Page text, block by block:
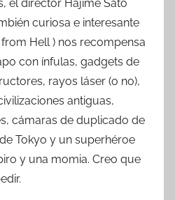
el director Hajime Sato
curiosa e interesante
Hell ) nos recompensa
con ínfulas, gadgets de
rayos láser (o no),
antiguas,
cámaras de duplicado de
Tokyo y un superhéroe
y una momia. Creo que